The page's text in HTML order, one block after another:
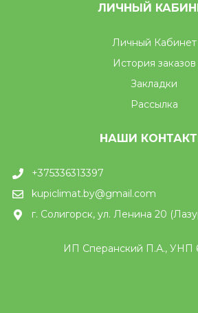
ЛИЧНЫЙ
Личный Кабинет
История заказов
Закладки
Рассылка
НАШИ
+375336313397
kupiclimat.by@gmail.com
г. Солигорск, ул. Ленина 20
ИП Сперанский П.А., УНП